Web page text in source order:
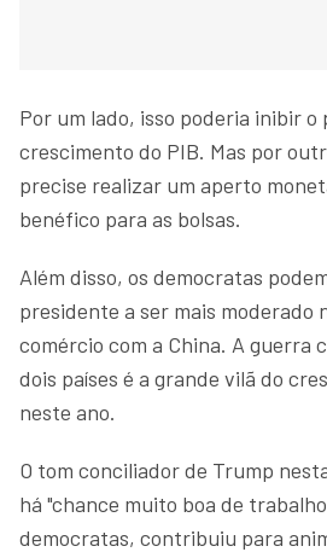
Por um lado, isso poderia inibir o
crescimento do PIB. Mas por
precise realizar um aperto
benéfico para as bolsas.
Além disso, os democratas
presidente a ser mais moderado
comércio com a China. A guerra
dois países é a grande vilã do
neste ano.
O tom conciliador de Trump
há "chance muito boa de
democratas, contribuiu para